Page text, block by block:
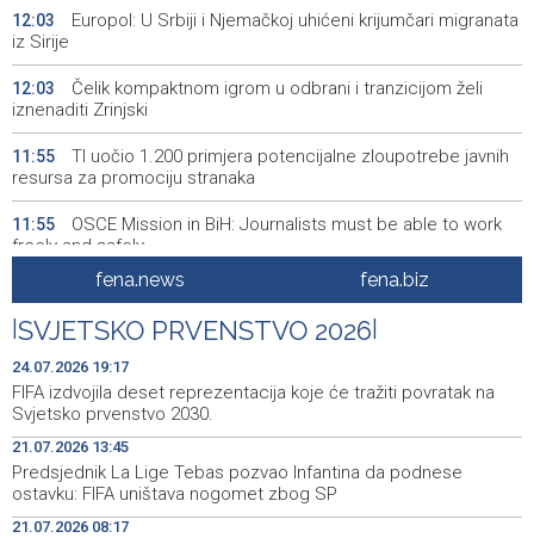
12:03
Europol: U Srbiji i Njemačkoj uhićeni krijumčari migranata
iz Sirije
12:03
Čelik kompaktnom igrom u odbrani i tranzicijom želi
iznenaditi Zrinjski
11:55
TI uočio 1.200 primjera potencijalne zloupotrebe javnih
resursa za promociju stranaka
11:55
OSCE Mission in BiH: Journalists must be able to work
freely and safely
Kurtović i Hadžić razgovarali o važnosti i nastavku
kvalitetnog i odgovornog socijalnog dijaloga
11:49
No cases of cyclosporiasis reported in Bosnia and
Herzegovina as outbreak continues in the U.S.
11:49
OSCE: Ruska Federacija nastavlja kršiti međunarodne
obaveze na zabrinjavajući način
11:42
Ministarstvo civilnih poslova BiH unaprijedilo sustav
registracije sportskih organizacija
fena.news fena.biz
SVJETSKO PRVENSTVO 2026
24.07.2026 19:17
FIFA izdvojila deset reprezentacija koje će tražiti povratak na
Svjetsko prvenstvo 2030.
21.07.2026 13:45
Predsjednik La Lige Tebas pozvao Infantina da podnese
ostavku: FIFA uništava nogomet zbog SP
21.07.2026 08:17